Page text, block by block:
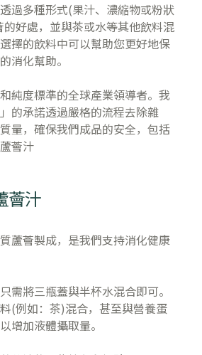
過多種形式(果汁、濃縮物或粉狀
好處，並與茶或水等其他飲料混
擇的飲料中可以幫助您更好地保
消化幫助。
純度標準的全球產業領導者。我
的承諾透過嚴格的流程去除雜
量，確保我們成品的安全，包括
薈汁
薈汁
蘆薈製成，是我們支持消化健康
需將三瓶蓋與半杯水混合即可。
(例如：茶)混合，甚至與營養蛋
增加液體攝取量。